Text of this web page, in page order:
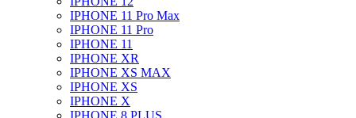
IPHONE 11 Pro Max
IPHONE 11 Pro
IPHONE 11
IPHONE XR
IPHONE XS MAX
IPHONE XS
IPHONE X
IPHONE 8 PLUS